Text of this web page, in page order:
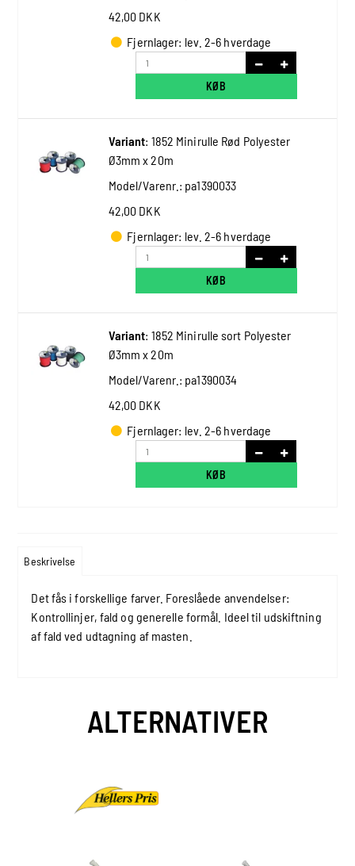
42,00 DKK
Fjernlager: lev. 2-6 hverdage
KØB
Variant: 1852 Minirulle Rød Polyester
Ø3mm x 20m
Model/Varenr.: pa1390033
42,00 DKK
Fjernlager: lev. 2-6 hverdage
KØB
Variant: 1852 Minirulle sort Polyester
Ø3mm x 20m
Model/Varenr.: pa1390034
42,00 DKK
Fjernlager: lev. 2-6 hverdage
KØB
Beskrivelse
Det fås i forskellige farver. Foreslåede anvendelser:
Kontrollinjer, fald og generelle formål. Ideel til udskiftning
af fald ved udtagning af masten.
ALTERNATIVER